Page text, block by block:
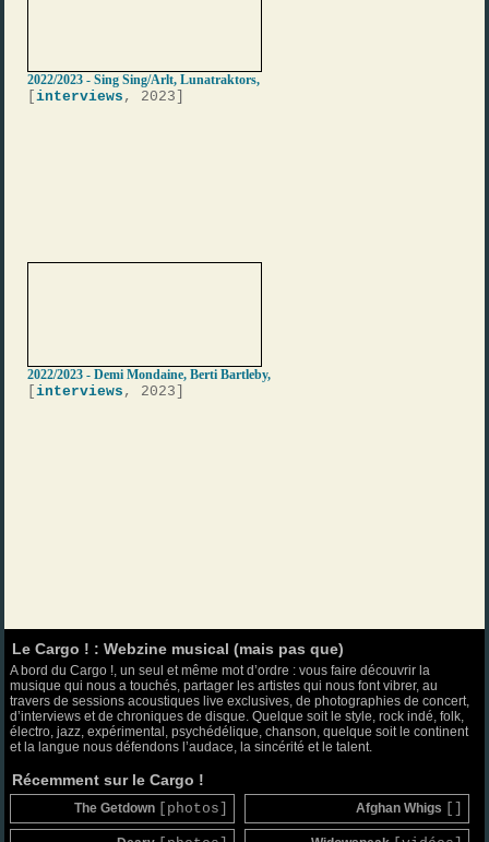
2022/2023 - Sing Sing/Arlt, Lunatraktors,
[interviews , 2023]
2022/2023 - Demi Mondaine, Berti Bartleby,
[interviews , 2023]
Le Cargo ! : Webzine musical (mais pas que)
A bord du Cargo !, un seul et même mot d’ordre : vous faire découvrir la
musique qui nous a touchés, partager les artistes qui nous font vibrer, au
travers de sessions acoustiques live exclusives, de photographies de concert,
d’interviews et de chroniques de disque. Quelque soit le style, rock indé, folk,
électro, jazz, expérimental, psychédélique, chanson, quelque soit le continent
et la langue nous défendons l’audace, la sincérité et le talent.
Récemment sur le Cargo !
The Getdown [photos] Afghan Whigs